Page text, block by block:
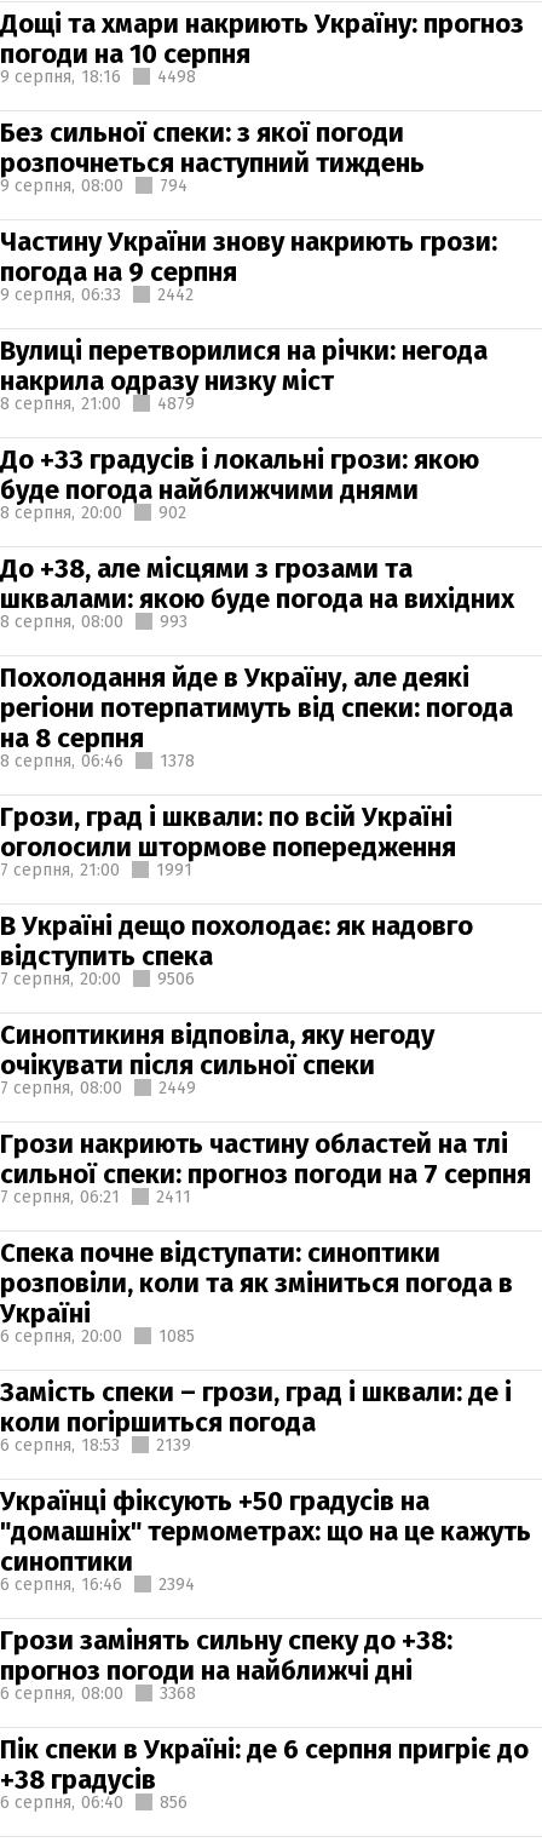
Дощі та хмари накриють Україну: прогноз
погоди на 10 серпня
9 серпня, 18:16 4498
Без сильної спеки: з якої погоди
розпочнеться наступний тиждень
9 серпня, 08:00 794
Частину України знову накриють грози:
погода на 9 серпня
9 серпня, 06:33 2442
Вулиці перетворилися на річки: негода
накрила одразу низку міст
8 серпня, 21:00 4879
До +33 градусів і локальні грози: якою
буде погода найближчими днями
8 серпня, 20:00 902
До +38, але місцями з грозами та
шквалами: якою буде погода на вихідних
8 серпня, 08:00 993
Похолодання йде в Україну, але деякі
регіони потерпатимуть від спеки: погода
на 8 серпня
8 серпня, 06:46 1378
Грози, град і шквали: по всій Україні
оголосили штормове попередження
7 серпня, 21:00 1991
В Україні дещо похолодає: як надовго
відступить спека
7 серпня, 20:00 9506
Синоптикиня відповіла, яку негоду
очікувати після сильної спеки
7 серпня, 08:00 2449
Грози накриють частину областей на тлі
сильної спеки: прогноз погоди на 7 серпня
7 серпня, 06:21 2411
Спека почне відступати: синоптики
розповіли, коли та як зміниться погода в
Україні
6 серпня, 20:00 1085
Замість спеки – грози, град і шквали: де і
коли погіршиться погода
6 серпня, 18:53 2139
Українці фіксують +50 градусів на
"домашніх" термометрах: що на це кажуть
синоптики
6 серпня, 16:46 2394
Грози замінять сильну спеку до +38:
прогноз погоди на найближчі дні
6 серпня, 08:00 3368
Пік спеки в Україні: де 6 серпня пригріє до
+38 градусів
6 серпня, 06:40 856